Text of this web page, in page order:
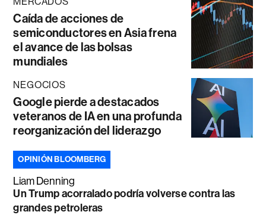
Caída de acciones de
semiconductores en Asia frena
el avance de las bolsas
mundiales
NEGOCIOS
Google pierde a destacados
veteranos de IA en una profunda
reorganización del liderazgo
OPINIÓN BLOOMBERG
Liam Denning
Un Trump acorralado podría volverse contra las
grandes petroleras